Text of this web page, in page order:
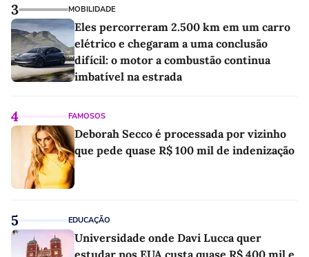
3 MOBILIDADE
Eles percorreram 2.500 km em um carro
elétrico e chegaram a uma conclusão
difícil: o motor a combustão continua
imbatível na estrada
4 FAMOSOS
Deborah Secco é processada por vizinho
que pede quase R$ 100 mil de indenização
5 EDUCAÇÃO
Universidade onde Davi Lucca quer
estudar nos EUA custa quase R$ 400 mil e